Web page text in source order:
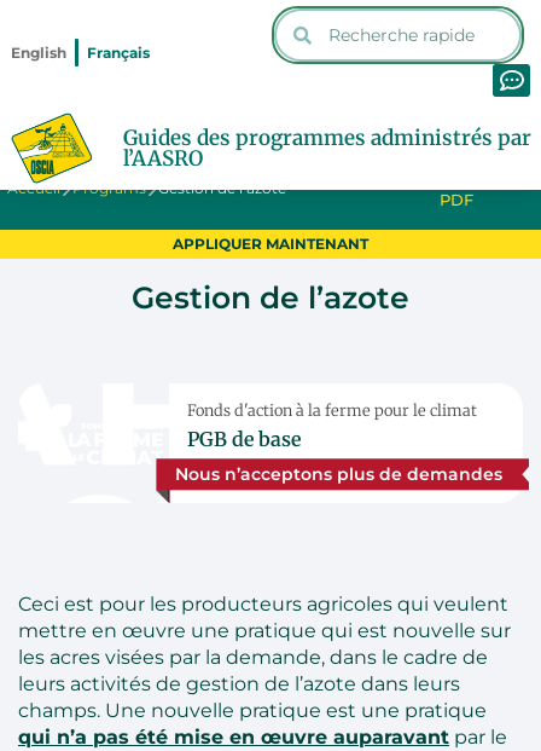
Guides des programmes administrés par
l’AASRO
English Français
Accueil Programs Gestion de l’azote
PDF
APPLIQUER MAINTENANT
Gestion de l’azote
Fonds d'action à la ferme pour le climat
PGB de base
Nous n’acceptons plus de demandes
Ceci est pour les producteurs agricoles qui veulent
mettre en œuvre une pratique qui est nouvelle sur
les acres visées par la demande, dans le cadre de
leurs activités de gestion de l’azote dans leurs
champs. Une nouvelle pratique est une pratique
qui n’a pas été mise en œuvre auparavant par le